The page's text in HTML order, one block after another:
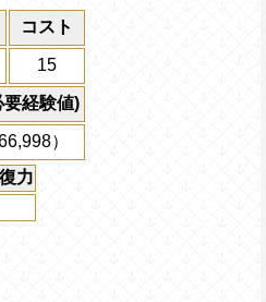
コスト
15
経験値)
）
力